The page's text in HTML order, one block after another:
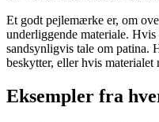
Et godt pejlemærke er, om
underliggende materiale.
sandsynligvis tale om patina.
beskytter, eller hvis
Eksempler fra